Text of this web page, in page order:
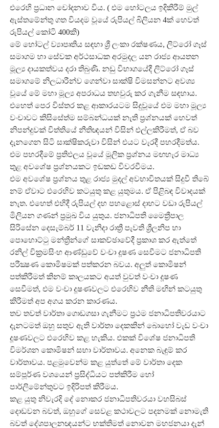
එරෙහි ප්‍රධාන චෝදනාව විය. ( එම හෝටලය ඉදිකිරීම් මුල්
ඇස්තමේන්තු ගත වියදම වූයේ රුපියල් බිලියන 4ක් හෙවත්
රුපියල් කෝටි 400කි)
මේ හෝටල් ව්‍යාපෘතිය සඳහා ශ්‍රී ලංකා රක්ෂණය, ලිට්රෝ ගෑස්
සමාගම හා සේවක අර්ථසාධක අරමුදල යන රාජ්‍ය ආයතන
මූල්‍ය දායකත්වය දරා තිබුණි. නඩු විභාගයේදී ලිට්රෝ ගෑස්
සමාගමේ නිලධාරීන්ව ගෙන්වා සාක්ෂි විමසන්නට අවශ්‍ය
වූයේ මේ මහා මූල්‍ය අපරාධය තහවුරු කර ගැනීම සඳහාය.
එහෙත් පෙර විස්තර කළ ආකාරයටම සිදුවූයේ එම මහා මූල්‍ය
වංචාවට කිසිසේත්ම සම්බන්ධයක් නැති ප්‍රශ්නයක් හෙවත්
නිපන්දුවක් විත්තියේ නීතිඥයන් විසින් එල්ලකිරීමත්, ඒ බව
දැනගෙන සිටි සාක්ෂිකරුවා විසින් එයට වැරදී පහරදීමත්ය.
එම පහරදීමේ ප්‍රතිඵලය වූයේ මූලික ප්‍රශ්නය මඟහැර මාධ්‍ය
තුළ අවශේෂ ප්‍රශ්නයකට ඉඩකඩ විවරවීමය.
එම අවශේෂ ප්‍රශ්නය තුළ රාජ්‍ය මුදල් අවභාවිතයක් සිදුවී තිබේ
නම් ඒවාට එරෙහිව කටයුතු කළ යුතුමය. ඒ පිළිබඳ විවාදයක්
නැත. එහෙත් එහිදී රුපියල් දහ පහළොස් දාහට වඩා රුපියල්
මිලියන ගණන් ප්‍රමුඛ විය යුතුය. ජනාධිපති මෛත්‍රීපාල
සිරිසේන දෙසැම්බර් 11 වැනිදා රාත්‍රී පැවති ශ්‍රීලනිප හා
පොහොට්ටු මන්ත්‍රීන්ගේ සාකච්ඡාවේදී ප්‍රකාශ කර ඇත්තේ
රනිල් වික්‍රමසිංහ ආණ්ඩුවේ වංචා දූෂණ සෙවීමට ජනාධිපති
පරීක්‍ෂණ කොමිෂමක් පත්කරන බවය. අලුත් කොමිෂන්
පත්කිරීමත් කිනම් කාලයකට අයත් වුවත් වංචා දූෂණ
සෙවීමත්, එම වංචා දූෂණවලට එරෙහිව නීති මඟින් කටයුතු
කිරීමත් අප අගය කරන කාරණය.
තව තවත් වාර්තා ගොඩගසා ගැනීමට ප්‍රථම ජනාධිපතිවරයාට
දැනටමත් ඔහු සතුව ඇති වාර්තා දෙකකින් බොහෝ වැඩ වංචා
දූෂණවලට එරෙහිව කළ හැකිය. එකක් විශේෂ ජනාධිපති
විමර්ශන කොමිෂන් සභා වාර්තාවය. අනෙක බැඳුම් කර
වාර්තාවය. පළමුවෙන්ම කළ යුත්තේ මේ වාර්තා දෙක
සම්පූර්ණ වශයෙන් ප්‍රසිද්ධියට පත්කිරීම හෝ
පාර්ලිමේන්තුවට ඉදිරිපත් කිරීමය.
කළ යුතු නිවැරදි දේ නොකර ජනාධිපතිවරයා වහසිබස්
දොඩවන බවත්, ඔහුගේ සෙවළ කථාවලට පදනමක් නොමැති
බවත් දේශපාලනඥයන්ට භක්තිමත් නොවන මහජනයා දැන්